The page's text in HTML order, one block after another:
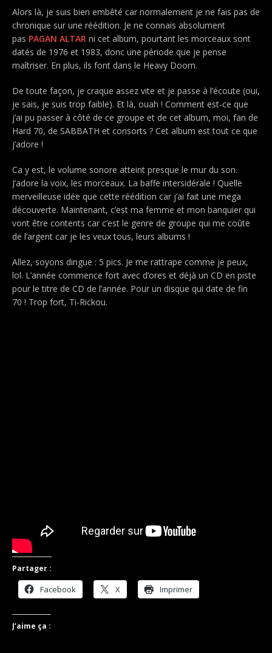
Alors là, je suis bien embêté car normalement je ne fais pas de
chronique sur une réédition. Je ne connais absolument
pas PAGAN ALTAR ni cet album, pourtant les morceaux sont
datés de 1976 et 1983, donc une période que je pense
maîtriser. En plus, ils font dans le Heavy Doom.
De toute façon, je craque assez vite et je passe à l’écoute (oui,
je sais, je suis trop faible). Et là, ouah ! Comment est-ce que
j’ai pu passer à côté de ce groupe et de cet album, moi, fan de
Hard 70, de SABBATH et consorts ? Cet album est tout ce que
j’adore !
Ca y est, le volume sonore atteint presque le mur du son.
J’adore la voix, les morceaux. La baffe intersidérale ! Quelle
merveilleuse idée que cette réédition car j’ai fait une mega
découverte. Maintenant, c’est ma femme et mon banquier qui
vont être contents car c’est le genre de groupe qui me coûte
de l’argent car je les veux tous, leurs albums !
Allez, soyons dingue : 5 pics. Je me rattrape comme je peux,
lol. L’année commence fort avec d’ores et déjà un CD en piste
pour le titre de CD de l’année. Pour un disque qui date de fin
70 ! Trop fort, Ti-Rickou.
Partager :
Facebook X Imprimer
J’aime ça :